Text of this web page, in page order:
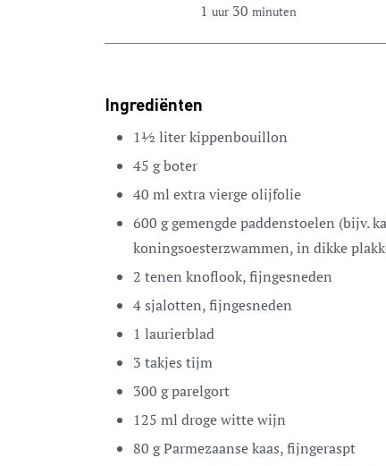
1 uur 30 minuten
Ingrediënten
1½ literkippenbouillon
45 gboter
40 ml extra vierge olijfolie
600 ggemengde paddenstoelen (bijv.
koningsoesterzwammen, in dikke
2 tenen knoflook,fijngesneden
4sjalotten,fijngesneden
1 laurierblad
3 takjes tijm
300 gparelgort
125 ml droge witte wijn
80 gParmezaanse kaas,fijngeraspt